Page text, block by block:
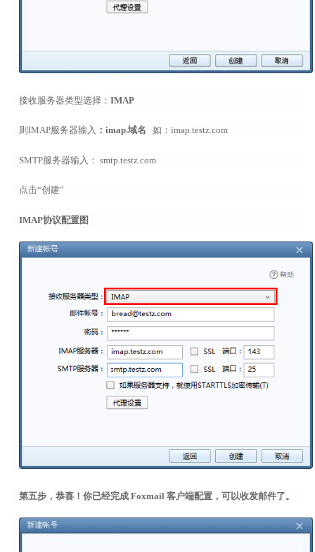
接收服务器类型选择： IMAP
则IMAP服务器输入 ：imap.域名 如：imap.testz.com
SMTP服务器输入： smtp.testz.com
点击“创建”
IMAP协议配置图
第五步， 恭喜！你已经完成 Foxmail 客户端配置，可以收发邮件了。